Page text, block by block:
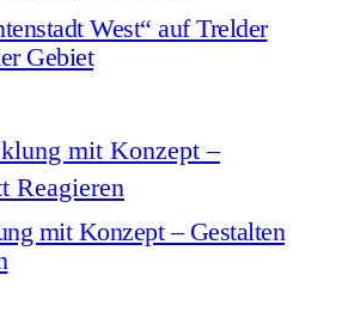
West“ auf Trelder
Gebiet
mit Konzept – Gestalten